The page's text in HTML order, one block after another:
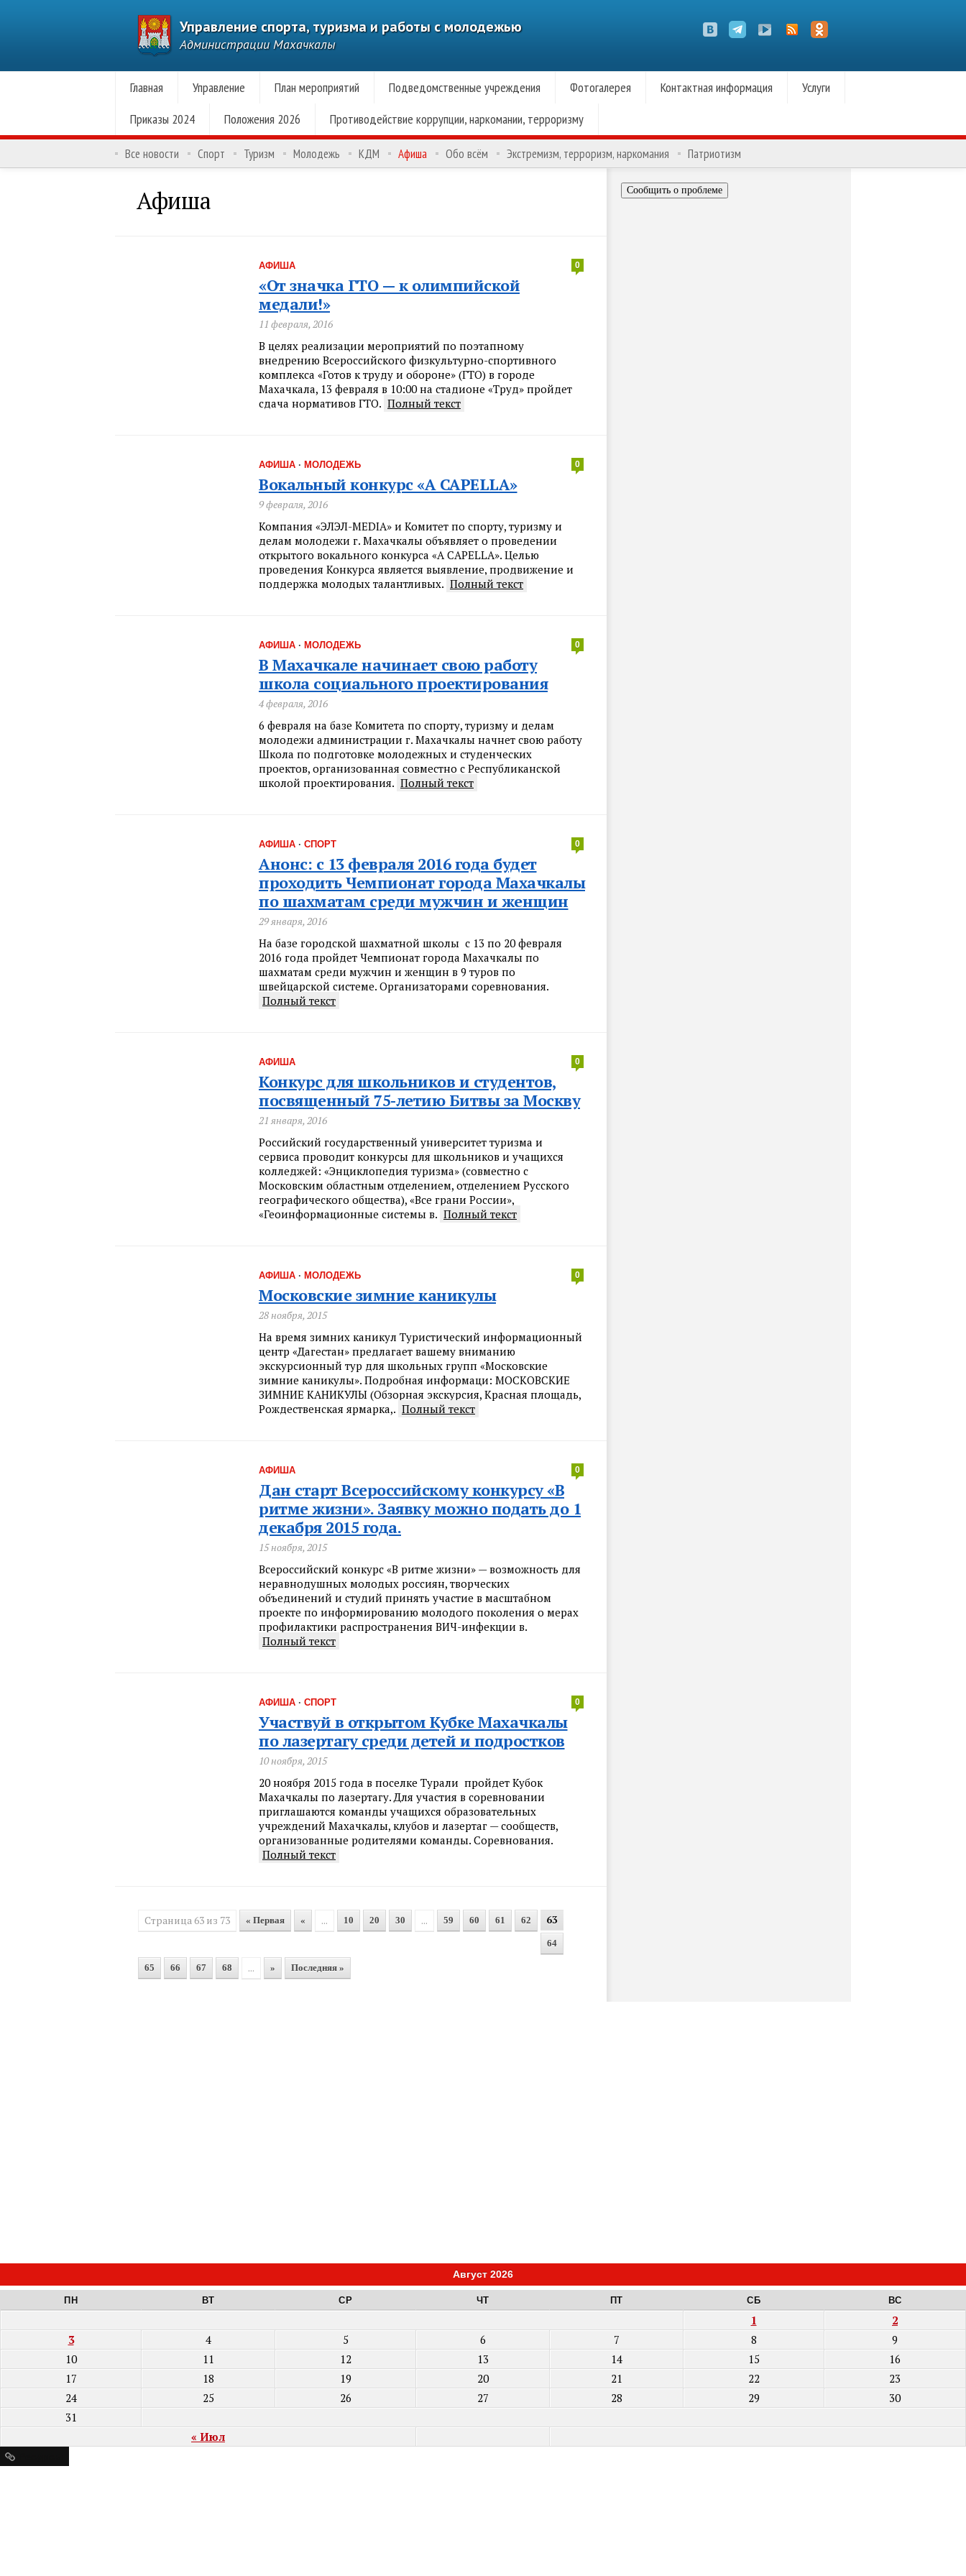
Управление спорта, туризма и работы с молодежью
Администрации Махачкалы
Главная Управление План мероприятий Подведомственные учреждения Фотогалерея Контактная информация
Услуги
Приказы 2024
Положения 2026 Противодействие коррупции, наркомании, терроризму
Все новости Спорт Туризм Молодежь КДМ Афиша Обо всём Экстремизм, терроризм, наркомания Патриотизм
Афиша
АФИША 0
«От значка ГТО — к олимпийской
медали!»
11 февраля, 2016
В целях реализации мероприятий по поэтапному
внедрению Всероссийского физкультурно-спортивного
комплекса «Готов к труду и обороне» (ГТО) в городе
Махачкала, 13 февраля в 10:00 на стадионе «Труд» пройдет
сдача нормативов ГТО. Полный текст
АФИША · МОЛОДЕЖЬ 0
Вокальный конкурс «A CAPELLA»
9 февраля, 2016
Компания «ЭЛЭЛ-MEDIA» и Комитет по спорту, туризму и
делам молодежи г. Махачкалы объявляет о проведении
открытого вокального конкурса «A CAPELLA». Целью
проведения Конкурса является выявление, продвижение и
поддержка молодых талантливых. Полный текст
АФИША · МОЛОДЕЖЬ 0
В Махачкале начинает свою работу
школа социального проектирования
4 февраля, 2016
6 февраля на базе Комитета по спорту, туризму и делам
молодежи администрации г. Махачкалы начнет свою работу
Школа по подготовке молодежных и студенческих
проектов, организованная совместно с Республиканской
школой проектирования. Полный текст
АФИША · СПОРТ 0
Анонс: с 13 февраля 2016 года будет
проходить Чемпионат города Махачкалы
по шахматам среди мужчин и женщин
29 января, 2016
На базе городской шахматной школы с 13 по 20 февраля
2016 года пройдет Чемпионат города Махачкалы по
шахматам среди мужчин и женщин в 9 туров по
швейцарской системе. Организаторами соревнования.
Полный текст
АФИША 0
Конкурс для школьников и студентов,
посвященный 75-летию Битвы за Москву
21 января, 2016
Российский государственный университет туризма и
сервиса проводит конкурсы для школьников и учащихся
колледжей: «Энциклопедия туризма» (совместно с
Московским областным отделением, отделением Русского
географического общества), «Все грани России»,
«Геоинформационные системы в. Полный текст
АФИША · МОЛОДЕЖЬ 0
Московские зимние каникулы
28 ноября, 2015
На время зимних каникул Туристический информационный
центр «Дагестан» предлагает вашему вниманию
экскурсионный тур для школьных групп «Московские
зимние каникулы». Подробная информаци: МОСКОВСКИЕ
ЗИМНИЕ КАНИКУЛЫ (Обзорная экскурсия, Красная площадь,
Рождественская ярмарка,. Полный текст
АФИША 0
Дан старт Всероссийскому конкурсу «В
ритме жизни». Заявку можно подать до 1
декабря 2015 года.
15 ноября, 2015
Всероссийский конкурс «В ритме жизни» — возможность для
неравнодушных молодых россиян, творческих
объединений и студий принять участие в масштабном
проекте по информированию молодого поколения о мерах
профилактики распространения ВИЧ-инфекции в.
Полный текст
АФИША · СПОРТ 0
Участвуй в открытом Кубке Махачкалы
по лазертагу среди детей и подростков
10 ноября, 2015
20 ноября 2015 года в поселке Турали пройдет Кубок
Махачкалы по лазертагу. Для участия в соревновании
приглашаются команды учащихся образовательных
учреждений Махачкалы, клубов и лазертаг — сообществ,
организованные родителями команды. Соревнования.
Полный текст
Страница 63 из 73 « Первая « ... 10 20 30 ... 59 60 61 62 63
64
65 66 67 68 ... » Последняя »
Сообщить о проблеме
Август 2026
ПН ВТ СР ЧТ ПТ СБ ВС
« Июл
1
2
3
4 5 6 7 8
9
10
11 12 13 14 15
16
17
18 19 20 21 22
23
24
25 26 27 28 29
30
31